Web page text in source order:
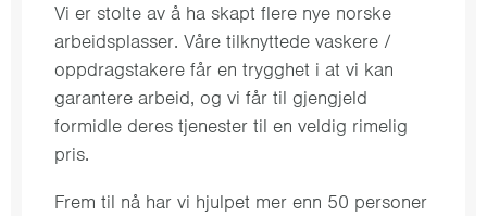
Vi er stolte av å ha skapt flere nye norske
arbeidsplasser. Våre tilknyttede vaskere /
oppdragstakere får en trygghet i at vi kan
garantere arbeid, og vi får til gjengjeld
formidle deres tjenester til en veldig rimelig
pris.
Frem til nå har vi hjulpet mer enn 50 personer